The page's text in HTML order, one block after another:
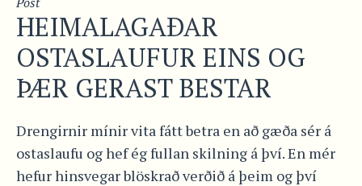
HEIMALAGAÐAR
OSTASLAUFUR EINS OG
ÞÆR GERAST BESTAR
Drengirnir mínir vita fátt betra en að gæða sér á
ostaslaufu og hef ég fullan skilning á því. En mér
hefur hinsvegar blöskrað verðið á þeim og því